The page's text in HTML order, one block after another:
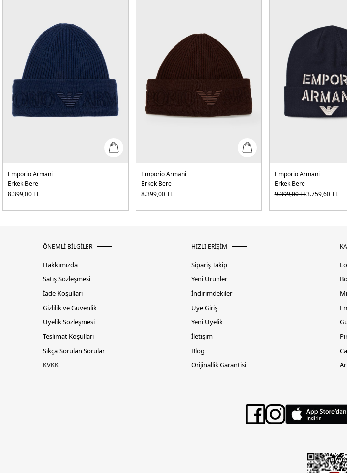
Emporio Armani
Erkek Bere
8.399,00TL
Emporio Armani
Erkek Bere
8.399,00TL
Emporio Armani
Erkek Bere
9.399,00TL3.759,60TL
ÖNEMLİ BİLGİLER
Hakkımızda
Satış Sözleşmesi
İade Koşulları
Gizlilik ve Güvenlik
Üyelik Sözleşmesi
Teslimat Koşulları
Sıkça Sorulan Sorular
KVKK
HIZLI ERİŞİM
Sipariş Takip
Yeni Ürünler
İndirimdekiler
Üye Giriş
Yeni Üyelik
İletişim
Blog
Orijinallik Garantisi